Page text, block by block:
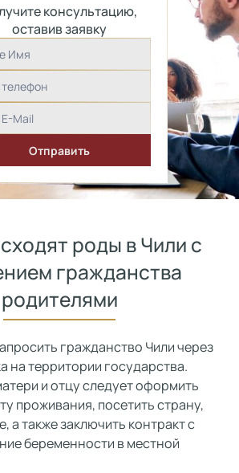
консультацию,
оставив заявку
роды в Чили с
гражданства
родителями
гражданство Чили через
на территории государства.
и отцу следует оформить
проживания, посетить страну,
а также заключить контракт с
беременности в местной